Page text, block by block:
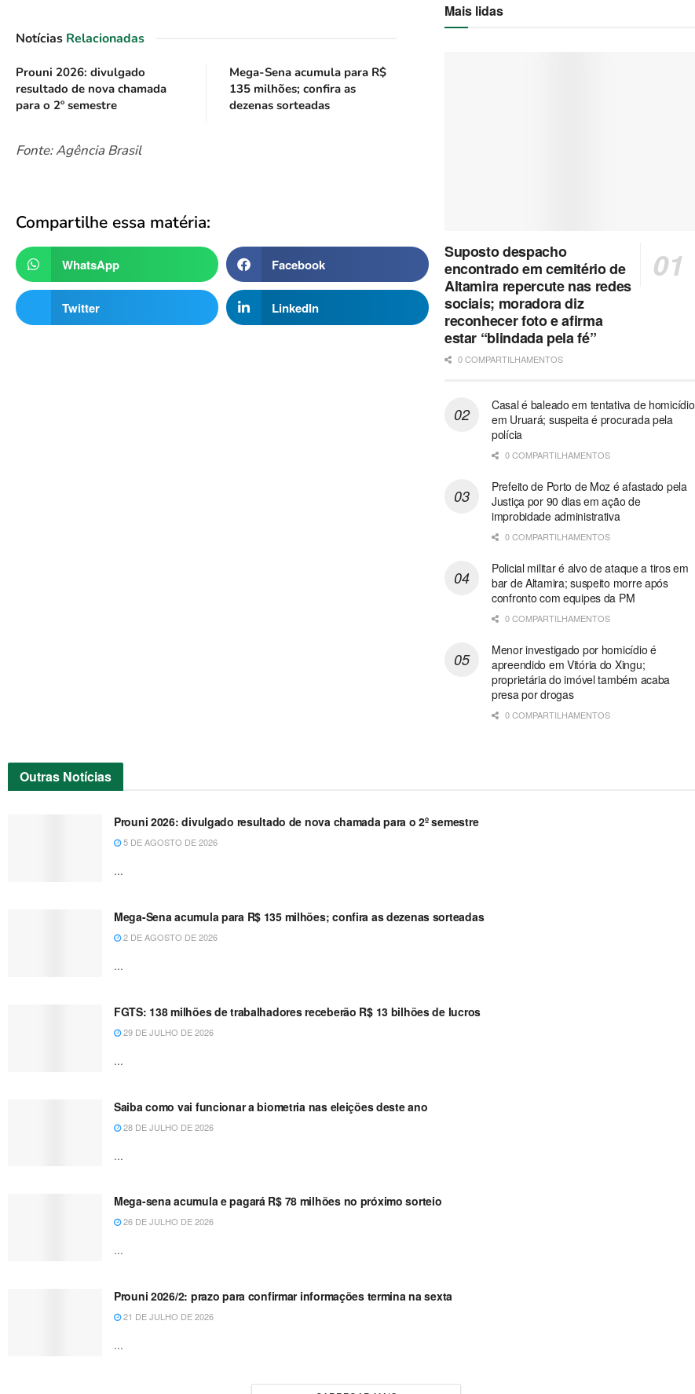
Notícias Relacionadas
Prouni 2026: divulgado
resultado de nova chamada
para o 2º semestre
Mega-Sena acumula para R$
135 milhões; confira as
dezenas sorteadas
Fonte: Agência Brasil
Compartilhe essa matéria:
WhatsApp Facebook
Twitter LinkedIn
Mais lidas
Suposto despacho
encontrado em cemitério de
Altamira repercute nas redes
sociais; moradora diz
reconhecer foto e afirma
estar “blindada pela fé”
0 COMPARTILHAMENTOS
Casal é baleado em tentativa de homicídio
em Uruará; suspeita é procurada pela
polícia
0 COMPARTILHAMENTOS
Prefeito de Porto de Moz é afastado pela
Justiça por 90 dias em ação de
improbidade administrativa
0 COMPARTILHAMENTOS
Policial militar é alvo de ataque a tiros em
bar de Altamira; suspeito morre após
confronto com equipes da PM
0 COMPARTILHAMENTOS
Menor investigado por homicídio é
apreendido em Vitória do Xingu;
proprietária do imóvel também acaba
presa por drogas
0 COMPARTILHAMENTOS
Outras Notícias
Prouni 2026: divulgado resultado de nova chamada para o 2º semestre
5 DE AGOSTO DE 2026
...
Mega-Sena acumula para R$ 135 milhões; confira as dezenas sorteadas
2 DE AGOSTO DE 2026
...
FGTS: 138 milhões de trabalhadores receberão R$ 13 bilhões de lucros
29 DE JULHO DE 2026
...
Saiba como vai funcionar a biometria nas eleições deste ano
28 DE JULHO DE 2026
...
Mega-sena acumula e pagará R$ 78 milhões no próximo sorteio
26 DE JULHO DE 2026
...
Prouni 2026/2: prazo para confirmar informações termina na sexta
21 DE JULHO DE 2026
...